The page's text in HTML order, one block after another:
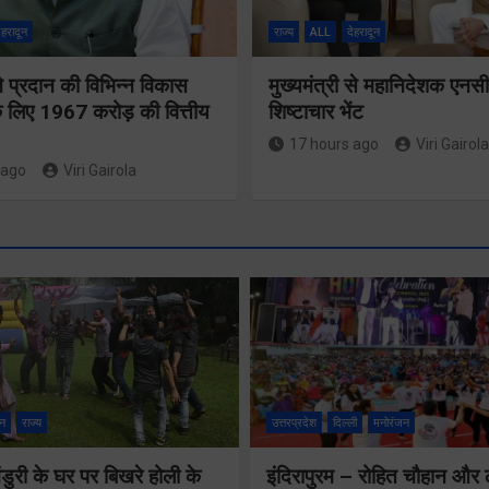
की विभिन्न विकास
1967 करोड़ की वित्तीय
Viri Gairola
राज्य ALL देहरादून
मुख्यमंत्री से महानिदेशक
शिष्टाचार भेंट
17 hours ago Viri Gairola
राज्य
के घर पर बिखरे होली के
उत्तरप्रदेश दिल्ली मनोरंजन
इंदिरापुरम – रोहित चौहान और
श्रद्धा,
सुगमता के
उत्कृष्ट